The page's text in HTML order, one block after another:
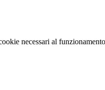
necessari al